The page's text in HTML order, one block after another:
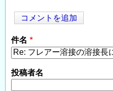
コメントを追加
件名
投稿者名